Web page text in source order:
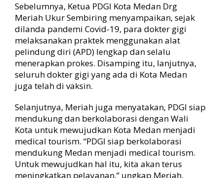
Sebelumnya, Ketua PDGI Kota Medan Drg
Meriah Ukur Sembiring menyampaikan, sejak
dilanda pandemi Covid-19, para dokter gigi
melaksanakan praktek menggunakan alat
pelindung diri (APD) lengkap dan selalu
menerapkan prokes. Disamping itu, lanjutnya,
seluruh dokter gigi yang ada di Kota Medan
juga telah di vaksin.
Selanjutnya, Meriah juga menyatakan, PDGI siap
mendukung dan berkolaborasi dengan Wali
Kota untuk mewujudkan Kota Medan menjadi
medical tourism. “PDGI siap berkolaborasi
mendukung Medan menjadi medical tourism.
Untuk mewujudkan hal itu, kita akan terus
meningkatkan pelayanan,” ungkap Meriah.